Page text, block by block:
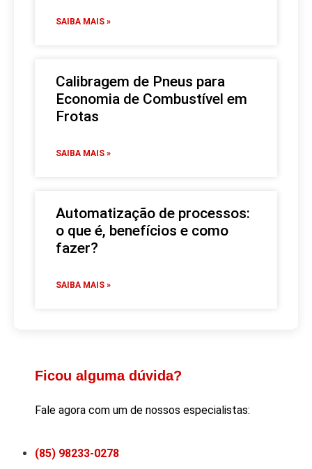
SAIBA MAIS »
Calibragem de Pneus para
Economia de Combustível em
Frotas
SAIBA MAIS »
Automatização de processos:
o que é, benefícios e como
fazer?
SAIBA MAIS »
Ficou alguma dúvida?
Fale agora com um de nossos especialistas:
(85) 98233-0278